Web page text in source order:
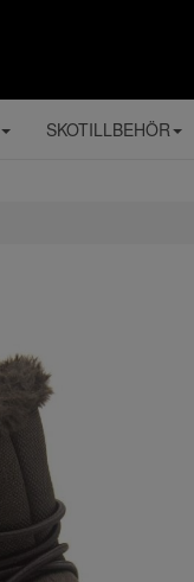
SKOTILLBEHÖR